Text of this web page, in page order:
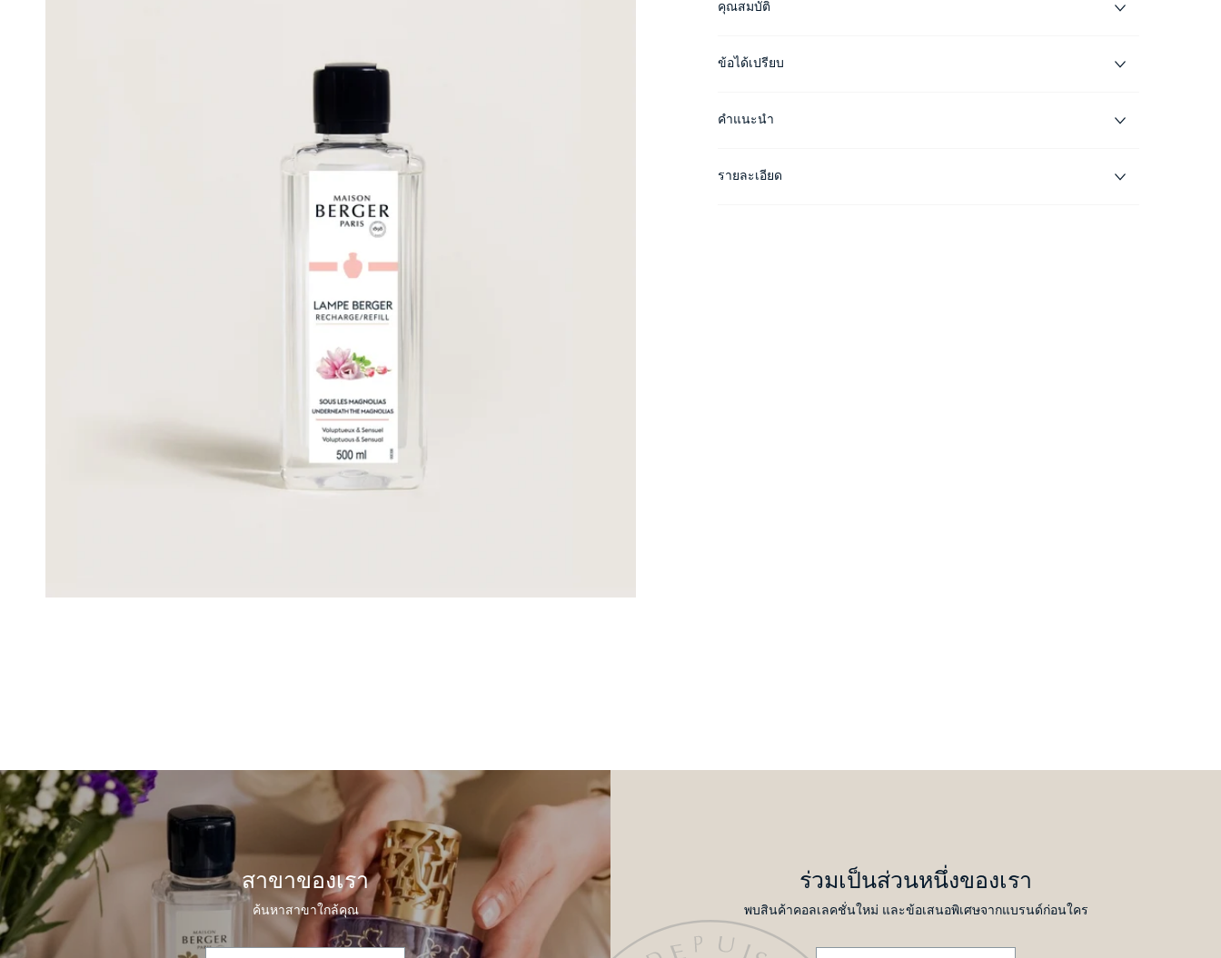
คุณสมบัติ
ข้อได้เปรียบ
คำแนะนำ
รายละเอียด
สาขาของเรา
ค้นหาสาขาใกล้คุณ
ร่วมเป็นส่วนหนึ่งของเรา
พบสินค้าคอลเลคชั่นใหม่ และข้อเสนอพิเศษจากแบรนด์ก่อนใคร